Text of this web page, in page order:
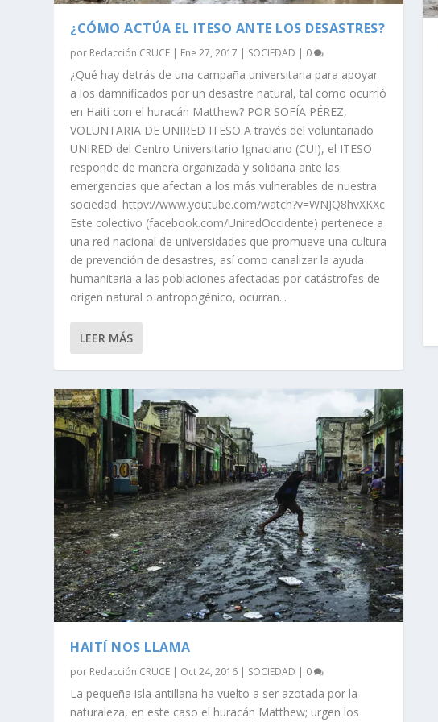
¿CÓMO ACTÚA EL ITESO ANTE LOS DESASTRES?
por Redacción CRUCE Ene 27, 2017 SOCIEDAD 0
¿Qué hay detrás de una campaña universitaria para apoyar
a los damnificados por un desastre natural, tal como ocurrió
en Haití con el huracán Matthew? POR SOFÍA PÉREZ,
VOLUNTARIA DE UNIRED ITESO A través del voluntariado
UNIRED del Centro Universitario Ignaciano (CUI), el ITESO
responde de manera organizada y solidaria ante las
emergencias que afectan a los más vulnerables de nuestra
sociedad. httpv://www.youtube.com/watch?v=WNJQ8hvXKXc
Este colectivo (facebook.com/UniredOccidente) pertenece a
una red nacional de universidades que promueve una cultura
de prevención de desastres, así como canalizar la ayuda
humanitaria a las poblaciones afectadas por catástrofes de
origen natural o antropogénico, ocurran...
LEER MÁS
HAITÍ NOS LLAMA
por Redacción CRUCE | Oct 24, 2016 | SOCIEDAD | 0
La pequeña isla antillana ha vuelto a ser azotada por la
naturaleza, en este caso el huracán Matthew; urgen los